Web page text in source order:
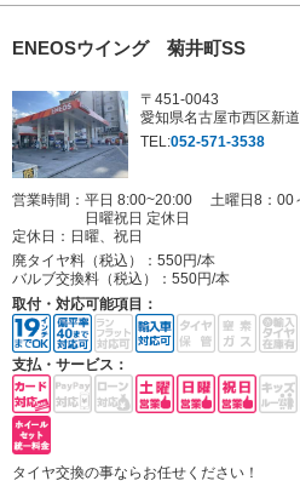
ENEOSウイング 菊井町SS
〒451-0043
愛知県名古屋市西区新
TEL:052-571-3538
営業時間：平日 8:00~20:00 土曜日8：00
日曜祝日 定休日
定休日： 日曜、祝日
廃タイヤ料（税込）： 550円/本
バルブ交換料（税込）： 550円/本
取付・対応可能項目：
支払・サービス：
タイヤ交換の事ならお任せください！